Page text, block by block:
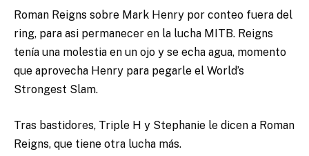
Roman Reigns sobre Mark Henry por conteo fuera del
ring, para asi permanecer en la lucha MITB. Reigns
tenía una molestia en un ojo y se echa agua, momento
que aprovecha Henry para pegarle el World’s
Strongest Slam.
Tras bastidores, Triple H y Stephanie le dicen a Roman
Reigns, que tiene otra lucha más.